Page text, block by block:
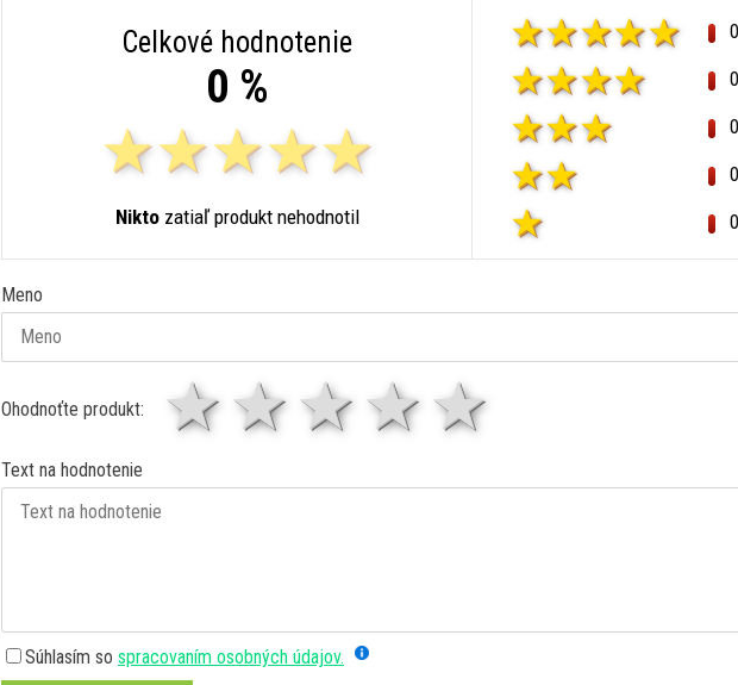
Celkové hodnotenie
0 %
Niktozatiaľ produkt nehodnotil
Meno
Ohodnoťte produkt: 4 hviezdy
3 hviezdy
2 hviezdy
1 hviezda
Text na hodnotenie
Súhlasím so spracovaním osobných údajov.